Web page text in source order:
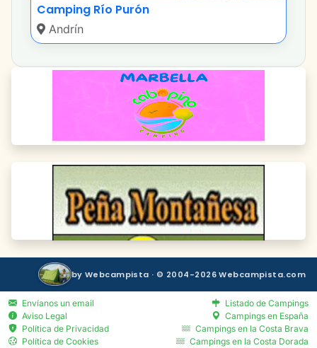
Camping Río Purón
Andrín
by Webcampista · © 2004-2026 Webcampista.com
Envíanos un email
Aviso Legal
Política de Privacidad
Política de Cookies
Listado de Campings
Campings en España
Campings en la Costa Brava
Campings en la Costa Dorada